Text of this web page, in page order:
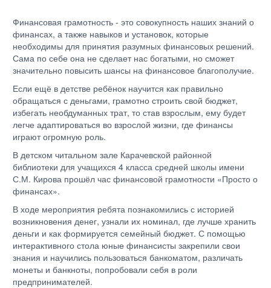
Финансовая грамотность - это совокупность наших знаний о
финансах, а также навыков и установок, которые
необходимы для принятия разумных финансовых решений.
Сама по себе она не сделает нас богатыми, но сможет
значительно повысить шансы на финансовое благополучие.
Если ещё в детстве ребёнок научится как правильно
обращаться с деньгами, грамотно строить свой бюджет,
избегать необдуманных трат, то став взрослым, ему будет
легче адаптироваться во взрослой жизни, где финансы
играют огромную роль.
В детском читальном зале Карачевской районной
библиотеки для учащихся 4 класса средней школы имени
С.М. Кирова прошёл час финансовой грамотности «Просто о
финансах».
В ходе мероприятия ребята познакомились с историей
возникновения денег, узнали их номинал, где лучше хранить
деньги и как формируется семейный бюджет. С помощью
интерактивного стола юные финансисты закрепили свои
знания и научились пользоваться банкоматом, различать
монеты и банкноты, попробовали себя в роли
предпринимателей.